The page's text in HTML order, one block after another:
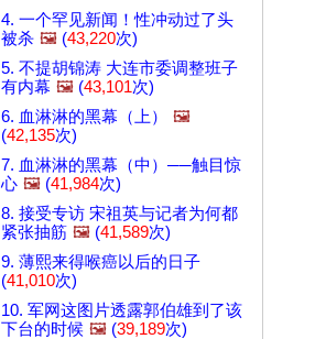
4. 一个罕见新闻！性冲动过了头
被杀 🖼️ (43,220次)
5. 不提胡锦涛 大连市委调整班子
有内幕 🖼️ (43,101次)
6. 血淋淋的黑幕（上）
🖼️
(42,135次)
7. 血淋淋的黑幕（中）──触目惊
心 🖼️ (41,984次)
8. 接受专访 宋祖英与记者为何都
紧张抽筋 🖼️ (41,589次)
9. 薄熙来得喉癌以后的日子
(41,010次)
10. 军网这图片透露郭伯雄到了该
下台的时候 🖼️ (39,189次)